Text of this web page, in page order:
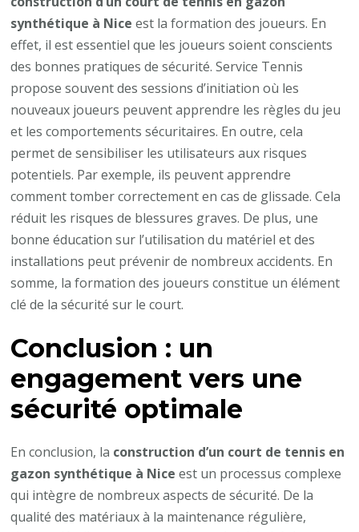
synthétique à Nice est la formation des joueurs. En
effet, il est essentiel que les joueurs soient conscients
des bonnes pratiques de sécurité. Service Tennis
propose souvent des sessions d’initiation où les
nouveaux joueurs peuvent apprendre les règles du jeu
et les comportements sécuritaires. En outre, cela
permet de sensibiliser les utilisateurs aux risques
potentiels. Par exemple, ils peuvent apprendre
comment tomber correctement en cas de glissade. Cela
réduit les risques de blessures graves. De plus, une
bonne éducation sur l’utilisation du matériel et des
installations peut prévenir de nombreux accidents. En
somme, la formation des joueurs constitue un élément
clé de la sécurité sur le court.
Conclusion : un
engagement vers une
sécurité optimale
En conclusion, la construction d’un court de tennis en
gazon synthétique à Nice est un processus complexe
qui intègre de nombreux aspects de sécurité. De la
qualité des matériaux à la maintenance régulière,